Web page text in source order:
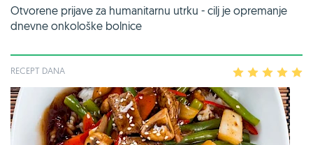
Otvorene prijave za humanitarnu utrku - cilj je opremanje
dnevne onkološke bolnice
RECEPT DANA 2 3 4